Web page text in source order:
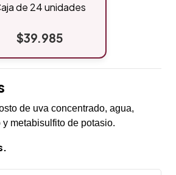
de 24 unidades
$39.985
de uva concentrado, agua,
metabisulfito de potasio.